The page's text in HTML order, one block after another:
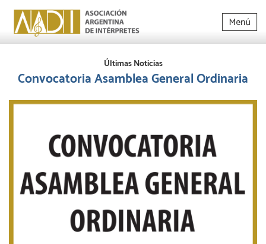
Últimas Noticias
Convocatoria Asamblea General Ordinaria